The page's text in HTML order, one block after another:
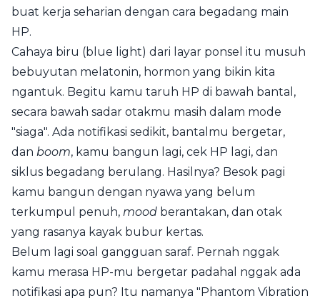
buat kerja seharian dengan cara begadang main
HP.
Cahaya biru (blue light) dari layar ponsel itu musuh
bebuyutan melatonin, hormon yang bikin kita
ngantuk. Begitu kamu taruh HP di bawah bantal,
secara bawah sadar otakmu masih dalam mode
"siaga". Ada notifikasi sedikit, bantalmu bergetar,
dan boom, kamu bangun lagi, cek HP lagi, dan
siklus begadang berulang. Hasilnya? Besok pagi
kamu bangun dengan nyawa yang belum
terkumpul penuh, mood berantakan, dan otak
yang rasanya kayak bubur kertas.
Belum lagi soal gangguan saraf. Pernah nggak
kamu merasa HP-mu bergetar padahal nggak ada
notifikasi apa pun? Itu namanya "Phantom Vibration